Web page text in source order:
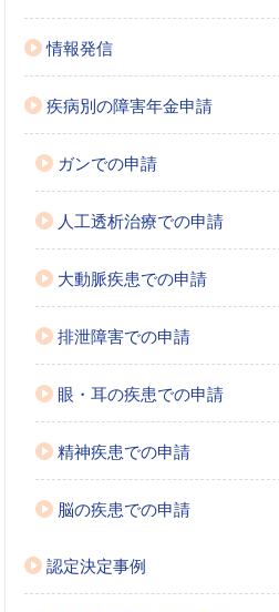
情報発信
疾病別の障害年金申請
ガンでの申請
人工透析治療での申請
大動脈疾患での申請
排泄障害での申請
眼・耳の疾患での申請
精神疾患での申請
脳の疾患での申請
認定決定事例